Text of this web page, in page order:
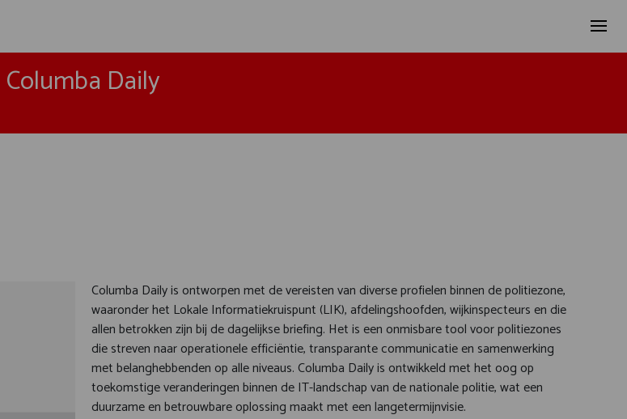
Columba Daily
Columba Daily is ontworpen met de vereisten van diverse profielen binnen de politiezone,
waaronder het Lokale Informatiekruispunt (LIK), afdelingshoofden, wijkinspecteurs en die
allen betrokken zijn bij de dagelijkse briefing. Het is een onmisbare tool voor politiezones
die streven naar operationele efficiëntie, transparante communicatie en samenwerking
met belanghebbenden op alle niveaus. Columba Daily is ontwikkeld met het oog op
toekomstige veranderingen binnen de IT-landschap van de nationale politie, wat een
duurzame en betrouwbare oplossing maakt met een langetermijnvisie.